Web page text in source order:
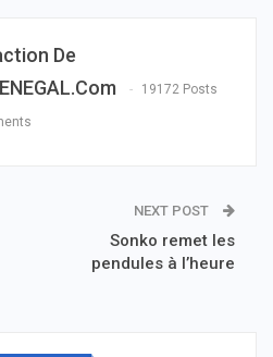
De
19172 Posts
NEXT POST
Sonko remet les
pendules à l’heure